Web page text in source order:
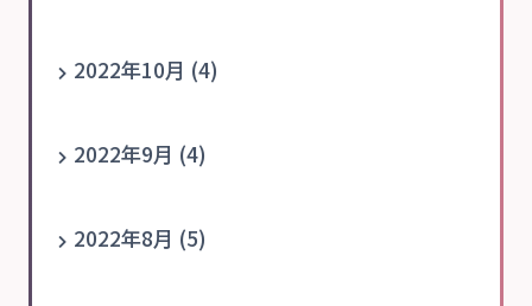
2022年10月 (4)
2022年9月 (4)
2022年8月 (5)